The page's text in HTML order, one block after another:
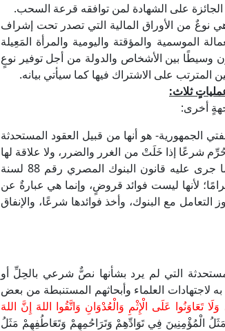
الجائزة على الشهادة لمن توافقه قرعة السحب.
نوعٌ من الأوراق المالية التي تصدر تحت إشراف
الموسمية والمؤقتة واليومية والمرأة المَعِيلة
وسيطًا بين الأشخاص والدولة من أجل توفير نوعٍ
المترتب على الاشتراك فيها كما سيأتي بيانه.
ثلاث:
أخرى:
الجمهورية- هو أنها من قبيل العقود المستحدثة
شرعًا إذا خَلَتْ من الغرر والضرر، ولا علاقة لها
بالربا، وهذا ما استقرت عليه الفتوى في الديار المصرية، وهو ما جرى عليه قانون البنوك المصري رقم 88 لسنة
عام 2004م، فليست الأرباح حرامًا؛ لأنها ليست فوائد قروضٍ، وإنما هي عبارةٌ عن
مع البنوك، وأخذ فوائدها شرعًا، والإنفاق
التي لم يرد بشأنها نصٌّ شرعي بالحِلِّ أو
العلماء وأبحاثهم المستنبطة من بعض
تَعَاوَنُوا عَلَى الْإِثْمِ وَالْعُدْوَانِ وَاتَّقُوا اللهَ إِنَّ اللهَ
«مَثَلُ الْمُؤْمِنِينَ فِي تَوَادِّهِمْ وَتَرَاحُمِهِمْ وَتَعَاطُفِهِمْ مَثَلُ